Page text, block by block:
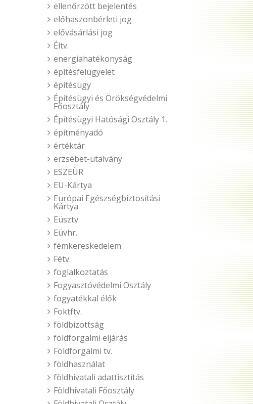
ellenőrzött bejelentés
előhaszonbérleti jog
elővásárlási jog
Éltv.
energiahatékonyság
építésfelügyelet
építésügy
Építésügyi és Örökségvédelmi
Főosztály
Építésügyi Hatósági Osztály 1.
építményadó
értéktár
erzsébet-utalvány
ESZEÜR
EU-Kártya
Európai Egészségbiztosítási
Kártya
Eüsztv.
Eüvhr.
fémkereskedelem
Fétv.
foglalkoztatás
Fogyasztóvédelmi Osztály
fogyatékkal élők
Foktftv.
földbizottság
földforgalmi eljárás
Földforgalmi tv.
földhasználat
földhivatali adattisztítás
Földhivatali Főosztály